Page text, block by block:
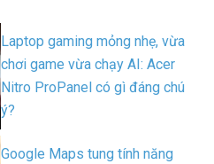
Laptop gaming mỏng nhẹ, vừa
chơi game vừa chạy AI: Acer
Nitro ProPanel có gì đáng chú
ý?
Google Maps tung tính năng